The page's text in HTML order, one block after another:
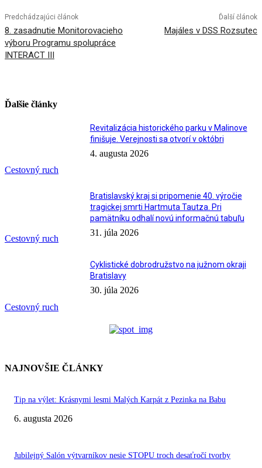
Predchádzajúci článok
8. zasadnutie Monitorovacieho
výboru Programu spolupráce
INTERACT III
Ďalší článok
Majáles v DSS Rozsutec
Ďalšie články
Cestovný ruch
Revitalizácia historického parku v Malinove
finišuje. Verejnosti sa otvorí v októbri
4. augusta 2026
Cestovný ruch
Bratislavský kraj si pripomenie 40. výročie
tragickej smrti Hartmuta Tautza. Pri
pamätníku odhalí novú informačnú tabuľu
31. júla 2026
Cestovný ruch
Cyklistické dobrodružstvo na južnom okraji
Bratislavy
30. júla 2026
NAJNOVŠIE ČLÁNKY
Tip na výlet: Krásnymi lesmi Malých Karpát z Pezinka na Babu
6. augusta 2026
Jubilejný Salón výtvarníkov nesie STOPU troch desaťročí tvorby